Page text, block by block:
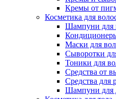
Кремы от
Косметика для
Шампуни для
Маски для
Сыворотки
Тоники для
Средства от
Средства для
Шампуни для